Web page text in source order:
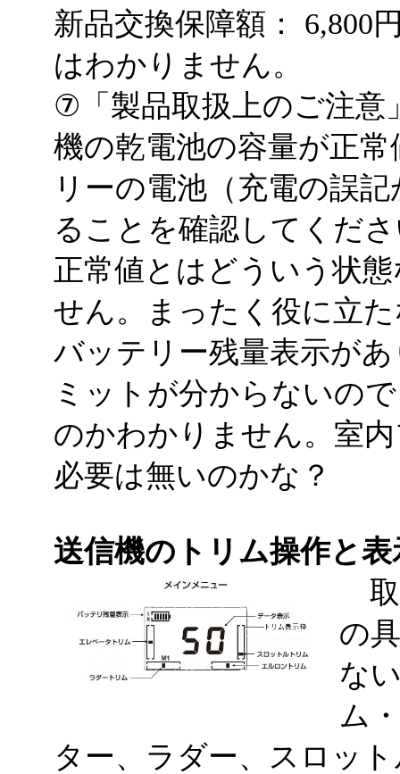
新品交換保障額： 6,800
はわかりません。
⑦「製品取扱上のご注意
機の乾電池の容量が正
リーの電池（充電の誤
ることを確認してくだ
正常値とはどういう状
せん。まったく役に立
バッテリー残量表示が
ミットが分からないの
のかわかりません。室
必要は無いのかな？
送信機のトリム操作と
取
の
な
ム
ター、ラダー、スロッ